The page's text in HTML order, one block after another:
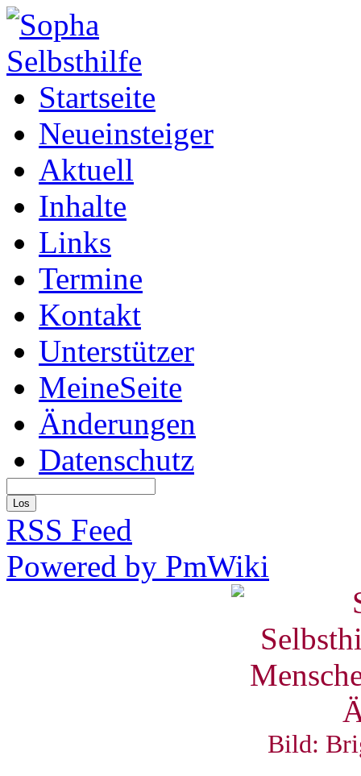
Startseite
Neueinsteiger
Aktuell
Inhalte
Links
Termine
Kontakt
Unterstützer
MeineSeite
Änderungen
Datenschutz
RSS Feed
Powered by PmWiki
Bild: